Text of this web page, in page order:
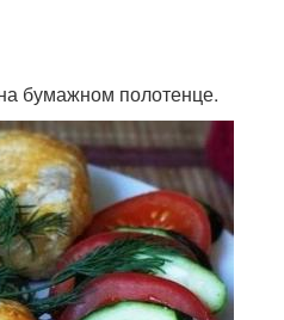
бумажном полотенце.